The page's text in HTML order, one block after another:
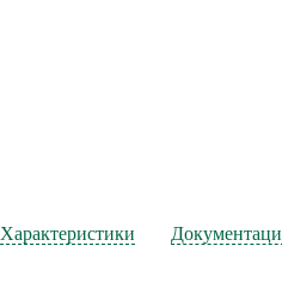
Характеристики